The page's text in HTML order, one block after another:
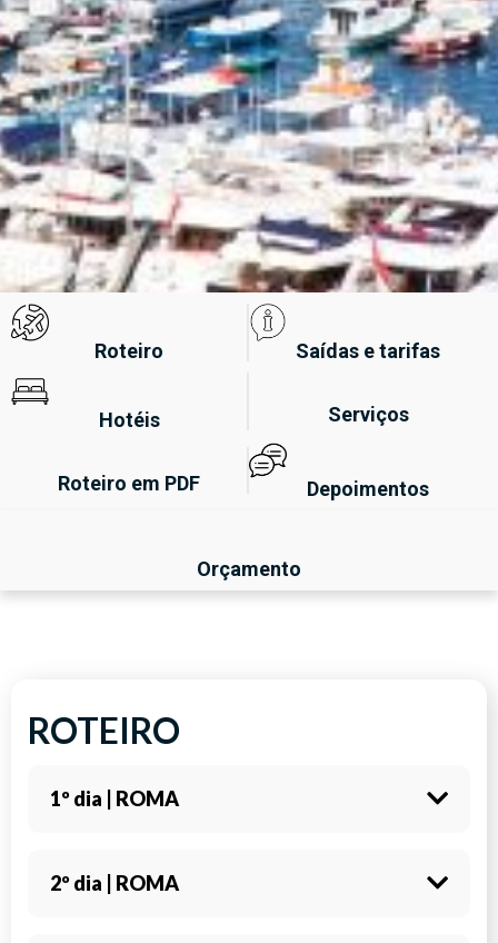
Roteiro Saídas e tarifas
Hotéis Serviços
Roteiro em PDF Depoimentos
Orçamento
ROTEIRO
1º dia | ROMA
Bem-vindo a Roma, Itália! Após sua chegada,
2º dia | ROMA